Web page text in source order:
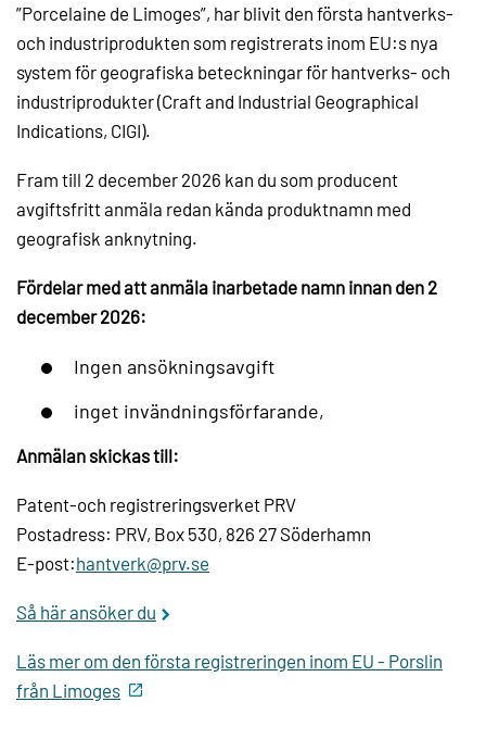
”Porcelaine de Limoges”, har blivit den första hantverks-
och industriprodukten som registrerats inom EU:s nya
system för geografiska beteckningar för hantverks- och
industriprodukter (Craft and Industrial Geographical
Indications, CIGI).
Fram till 2 december 2026 kan du som producent
avgiftsfritt anmäla redan kända produktnamn med
geografisk anknytning.
Fördelar med att anmäla inarbetade namn innan den 2
december 2026:
Ingen ansökningsavgift
inget invändningsförfarande,
Anmälan skickas till:
Patent-och registreringsverket PRV
Postadress: PRV, Box 530, 826 27 Söderhamn
E-post:hantverk@prv.se
Så här ansöker du
Läs mer om den första registreringen inom EU - Porslin
från Limoges